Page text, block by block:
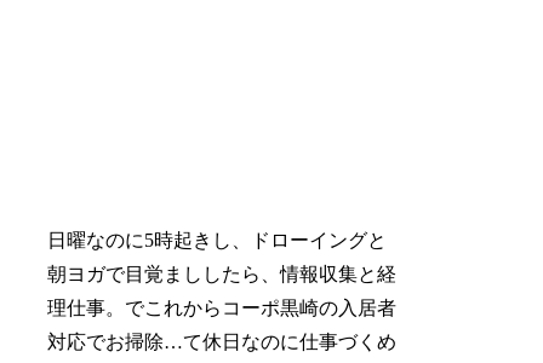
日曜なのに5時起きし、ドローイングと
朝ヨガで目覚まししたら、情報収集と経
理仕事。でこれからコーポ黒崎の入居者
対応でお掃除…て休日なのに仕事づくめ